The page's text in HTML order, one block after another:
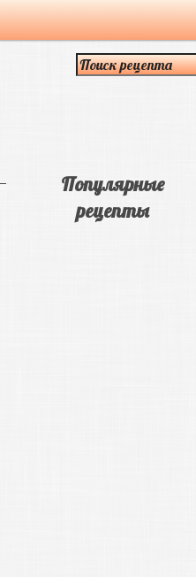
Популярные
рецепты